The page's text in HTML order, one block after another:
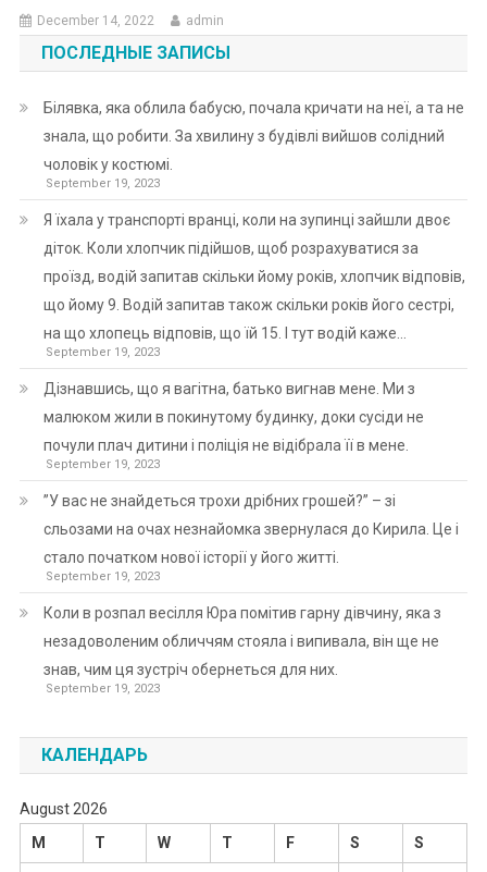
December 14, 2022 admin
ПОСЛЕДНЫЕ ЗАПИСЫ
Білявка, яка облила бабусю, почала кричати на неї, а та не
знала, що робити. За хвилину з будівлі вийшов солідний
чоловік у костюмі.
September 19, 2023
Я їхала у транспорті вранці, коли на зупинці зайшли двоє
діток. Коли хлопчик підійшов, щоб розрахуватися за
проїзд, водій запитав скільки йому років, хлопчик відповів,
що йому 9. Водій запитав також скільки років його сестрі,
на що хлопець відповів, що їй 15. І тут водій каже…
September 19, 2023
Дізнавшись, що я вагітна, батько вигнав мене. Ми з
малюком жили в покинутому будинку, доки сусіди не
почули плач дитини і поліція не відібрала її в мене.
September 19, 2023
”У вас не знайдеться трохи дрібних грошей?” – зі
сльозами на очах незнайомка звернулася до Кирила. Це і
стало початком нової історії у його житті.
September 19, 2023
Коли в розпал весілля Юра помітив гарну дівчину, яка з
незадоволеним обличчям стояла і випивала, він ще не
знав, чим ця зустріч обернеться для них.
September 19, 2023
КАЛЕНДАРЬ
August 2026
M
T W T F S S